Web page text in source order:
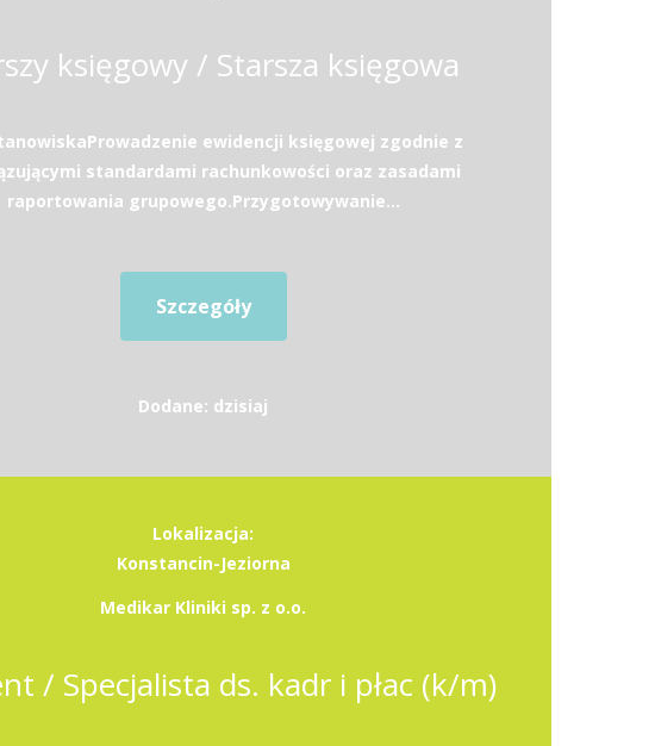
księgowy / Starsza księgowa
ewidencji księgowej zgodnie z
standardami rachunkowości oraz zasadami
raportowania grupowego.Przygotowywanie...
Szczegóły
Dodane: dzisiaj
Lokalizacja:
Konstancin-Jeziorna
Medikar Kliniki sp. z o.o.
/ Specjalista ds. kadr i płac (k/m)